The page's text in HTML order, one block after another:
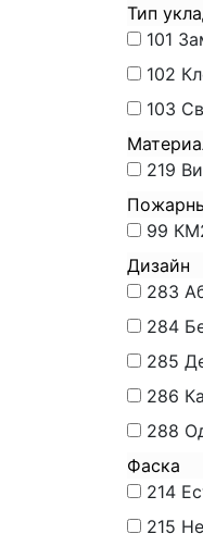
Тип
101
102
103
219
99
Дизайн
283
284
285
286
288
Фаска
214
215